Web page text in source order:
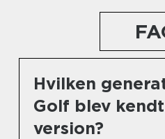
Hvilken
Golf blev
version?